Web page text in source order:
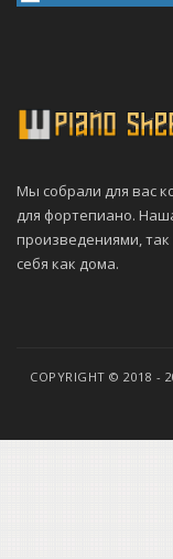
Мы собрали для вас
для фортепиано.
произведениями,
себя как дома.
COPYRIGHT © 2018 -